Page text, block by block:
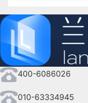
2024年9月(144)
2024年8月(164)
2024年7月(107)
2024年6月(63)
400-6086026
010-63334945